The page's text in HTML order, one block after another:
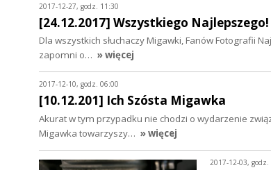
2017-12-27, godz. 11:30
[24.12.2017] Wszystkiego Najlepszego!
Dla wszystkich słuchaczy Migawki, Fanów Fotografii
zapomni o… » więcej
2017-12-10, godz. 06:00
[10.12.201] Ich Szósta Migawka
Akurat w tym przypadku nie chodzi o wydarzenie
Migawka towarzyszy… » więcej
2017-12-03, godz.